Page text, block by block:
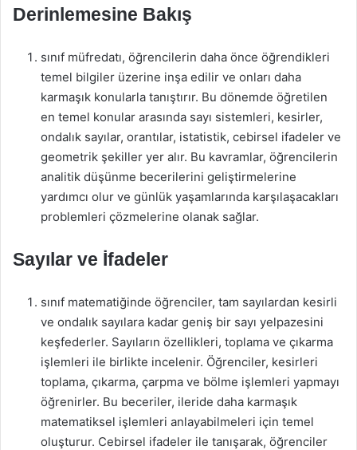
Derinlemesine Bakış
sınıf müfredatı, öğrencilerin daha önce öğrendikleri
temel bilgiler üzerine inşa edilir ve onları daha
karmaşık konularla tanıştırır. Bu dönemde öğretilen
en temel konular arasında sayı sistemleri, kesirler,
ondalık sayılar, orantılar, istatistik, cebirsel ifadeler ve
geometrik şekiller yer alır. Bu kavramlar, öğrencilerin
analitik düşünme becerilerini geliştirmelerine
yardımcı olur ve günlük yaşamlarında karşılaşacakları
problemleri çözmelerine olanak sağlar.
Sayılar ve İfadeler
sınıf matematiğinde öğrenciler, tam sayılardan kesirli
ve ondalık sayılara kadar geniş bir sayı yelpazesini
keşfederler. Sayıların özellikleri, toplama ve çıkarma
işlemleri ile birlikte incelenir. Öğrenciler, kesirleri
toplama, çıkarma, çarpma ve bölme işlemleri yapmayı
öğrenirler. Bu beceriler, ileride daha karmaşık
matematiksel işlemleri anlayabilmeleri için temel
oluşturur. Cebirsel ifadeler ile tanışarak, öğrenciler